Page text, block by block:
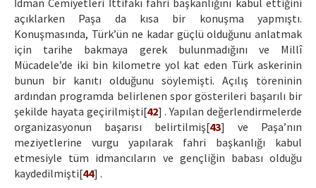
İdman Cemiyetleri İttifakı fahri başkanlığını kabul ettiğini
açıklarken Paşa da kısa bir konuşma yapmıştı.
Konuşmasında, Türk’ün ne kadar güçlü olduğunu anlatmak
için tarihe bakmaya gerek bulunmadığını ve Millî
Mücadele’de iki bin kilometre yol kat eden Türk askerinin
bunun bir kanıtı olduğunu söylemişti. Açılış töreninin
ardından programda belirlenen spor gösterileri başarılı bir
şekilde hayata geçirilmişti[42] . Yapılan değerlendirmelerde
organizasyonun başarısı belirtilmiş[43] ve Paşa’nın
meziyetlerine vurgu yapılarak fahri başkanlığı kabul
etmesiyle tüm idmancıların ve gençliğin babası olduğu
kaydedilmişti[44] .